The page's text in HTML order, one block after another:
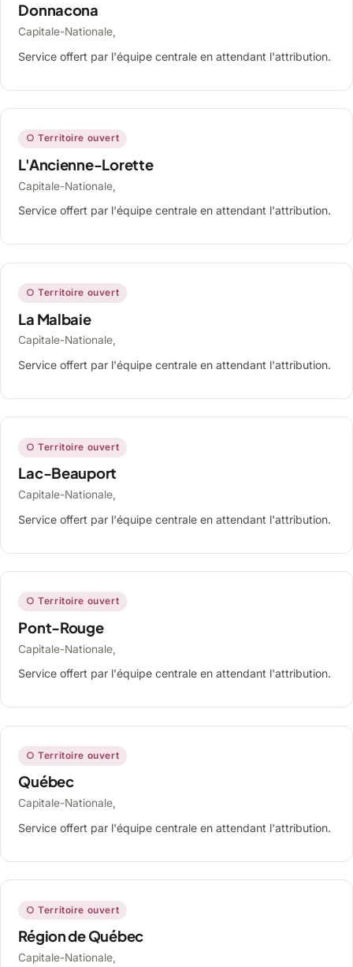
Donnacona
Capitale-Nationale,
Service offert par l'équipe centrale en attendant l'attribution.
○ Territoire ouvert
L'Ancienne-Lorette
Capitale-Nationale,
Service offert par l'équipe centrale en attendant l'attribution.
○ Territoire ouvert
La Malbaie
Capitale-Nationale,
Service offert par l'équipe centrale en attendant l'attribution.
○ Territoire ouvert
Lac-Beauport
Capitale-Nationale,
Service offert par l'équipe centrale en attendant l'attribution.
○ Territoire ouvert
Pont-Rouge
Capitale-Nationale,
Service offert par l'équipe centrale en attendant l'attribution.
○ Territoire ouvert
Québec
Capitale-Nationale,
Service offert par l'équipe centrale en attendant l'attribution.
○ Territoire ouvert
Région de Québec
Capitale-Nationale,